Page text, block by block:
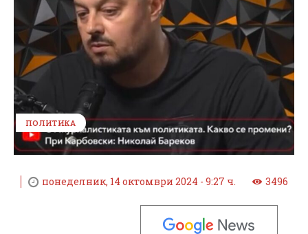
ПОЛИТИКА
понеделник, 14 октомври 2024 - 9:27 ч. 3496